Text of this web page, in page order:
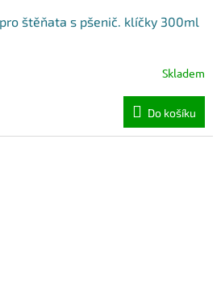
štěňata s pšenič. klíčky 300ml
Skladem
Do košíku